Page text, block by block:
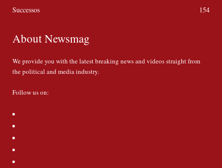
Successos
154
About Newsmag
We provide you with the latest breaking news and videos straight from
the political and media industry.
Follow us on: